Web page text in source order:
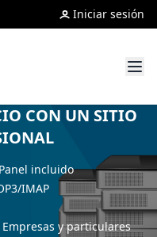
Iniciar sesión
DE DOMINIO Y
o al de su Empresa
.com .net .org y más
antes del vencimiento
transferencias
CON UN SITIO
incluido
IMAP
y particulares